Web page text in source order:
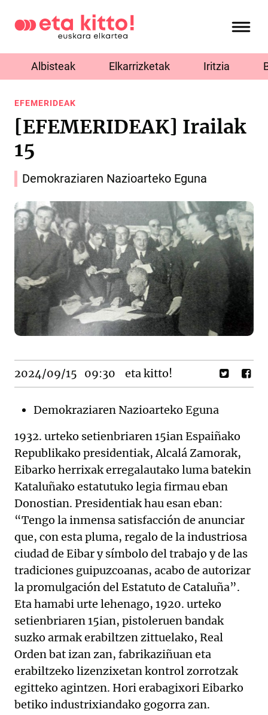
Albisteak Elkarrizketak Iritzia
EFEMERIDEAK
[EFEMERIDEAK] Irailak
15
Demokraziaren Nazioarteko Eguna
2024/09/15 09:30 eta kitto!
Demokraziaren Nazioarteko Eguna
1932. urteko setienbriaren 15ian Espaiñako
Republikako presidentiak, Alcalá Zamorak,
Eibarko herrixak erregalautako luma batekin
Kataluñako estatutuko legia firmau eban
Donostian. Presidentiak hau esan eban:
“Tengo la inmensa satisfacción de anunciar
que, con esta pluma, regalo de la industriosa
ciudad de Eibar y símbolo del trabajo y de las
tradiciones guipuzcoanas, acabo de autorizar
la promulgación del Estatuto de Cataluña”.
Eta hamabi urte lehenago, 1920. urteko
setienbriaren 15ian, pistoleruen bandak
suzko armak erabiltzen zittuelako, Real
Orden bat izan zan, fabrikaziñuan eta
erabiltzeko lizenzixetan kontrol zorrotzak
egitteko agintzen. Hori erabagixori Eibarko
betiko industrixiandako gogorra zan.